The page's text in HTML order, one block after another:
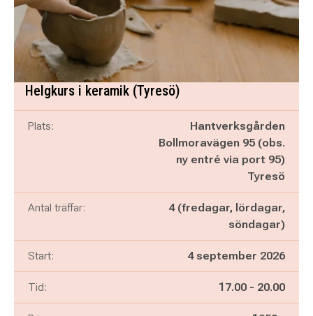
Helgkurs i keramik (Tyresö)
Plats:
Hantverksgården
Bollmoravägen 95 (obs.
ny entré via port 95)
Tyresö
Antal träffar:
4 (fredagar, lördagar,
söndagar)
Start: 4 september 2026
Tid: Pågår mellan
17.00 - och
20.00